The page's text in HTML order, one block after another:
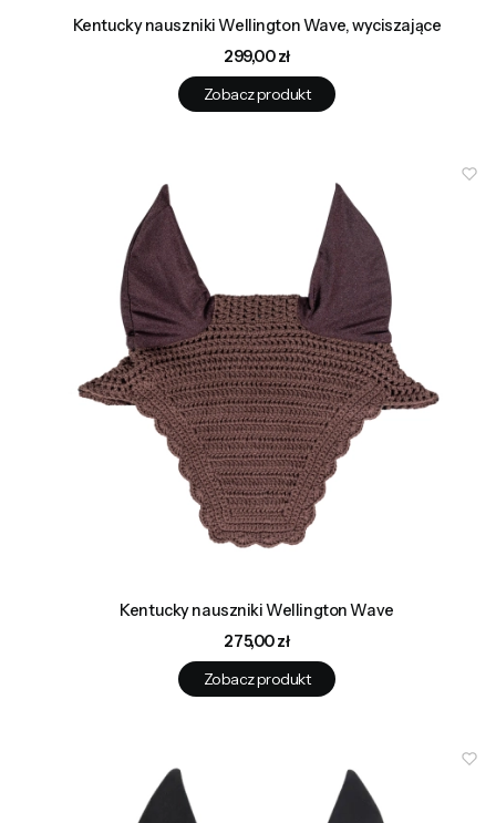
Kentucky nauszniki Wellington Wave, wyciszające
Cena
299,00 zł
Zobacz produkt
Kentucky nauszniki Wellington Wave
Cena
275,00 zł
Zobacz produkt